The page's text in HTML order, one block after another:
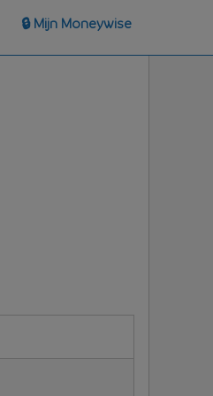
🔒 Mijn Moneywise